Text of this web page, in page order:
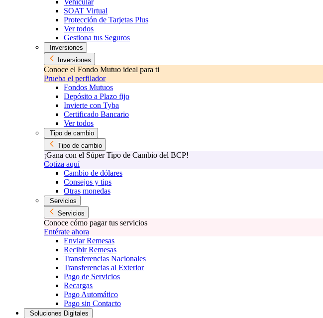
Vehicular
SOAT Virtual
Protección de Tarjetas Plus
Ver todos
Gestiona tus Seguros
Inversiones
Inversiones
Conoce el Fondo Mutuo ideal para ti
Prueba el perfilador
Fondos Mutuos
Depósito a Plazo fijo
Invierte con Tyba
Certificado Bancario
Ver todos
Tipo de cambio
Tipo de cambio
¡Gana con el Súper Tipo de Cambio del BCP!
Cotiza aquí
Cambio de dólares
Consejos y tips
Otras monedas
Servicios
Servicios
Conoce cómo pagar tus servicios
Entérate ahora
Enviar Remesas
Recibir Remesas
Transferencias Nacionales
Transferencias al Exterior
Pago de Servicios
Recargas
Pago Automático
Pago sin Contacto
Soluciones Digitales